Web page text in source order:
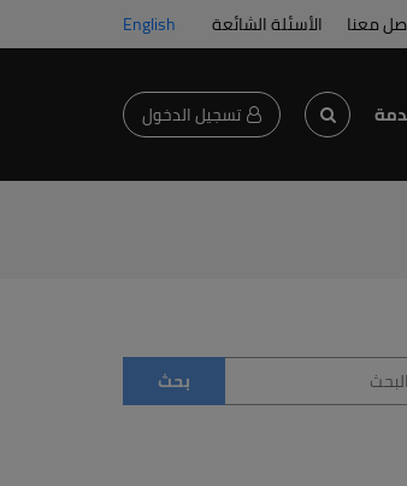
معنا الأسئلة الشائعة English
تسجيل الدخول